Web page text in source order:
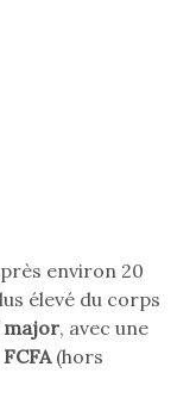
environ 20
élevé du corps
major, avec une
(hors